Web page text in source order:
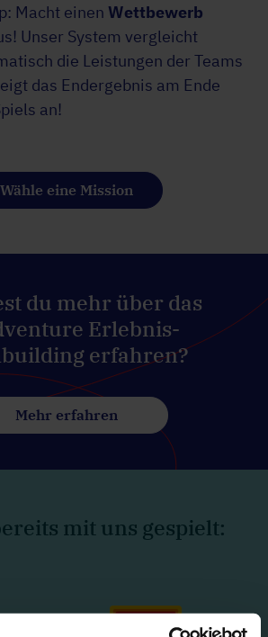
Macht einen Wettbewerb
Unser System vergleicht
die Leistungen der Teams
das Endergebnis am Ende
an!
Wähle eine Mission
du mehr über das
Erlebnis-
erfahren?
Mehr erfahren
mit uns gespielt: